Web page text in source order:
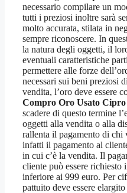
necessario compilare un
tutti i preziosi inoltre sarà
molto accurata, stilata in
sempre riconoscere. In
la natura degli oggetti, il
eventuali caratteristiche
permettere alle forze
necessari sui beni preziosi
vendita, l’oro deve essere
Compro Oro Usato Cipro
scadere di questo termine
oggetti alla vendita o alla
rallenta il pagamento di chi
infatti il pagamento al
in cui c’è la vendita. Il
cliente può essere richiesto
inferiore ai 999 euro. Per
pattuito deve essere